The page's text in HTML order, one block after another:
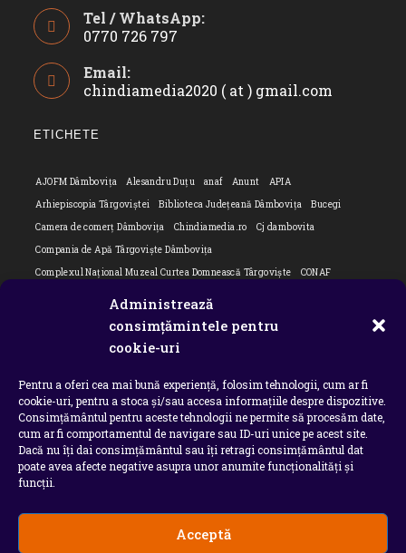
Administrează
consimțămintele pentru
cookie-uri
Pentru a oferi cea mai bună experiență, folosim tehnologii, cum ar fi
cookie-uri, pentru a stoca și/sau accesa informațiile despre dispozitive.
Consimțământul pentru aceste tehnologii ne permite să procesăm date,
cum ar fi comportamentul de navigare sau ID-uri unice pe acest site.
Dacă nu îți dai consimțământul sau îți retragi consimțământul dat
poate avea afecte negative asupra unor anumite funcționalități și
funcții.
Acceptă
Tel / WhatsApp:
0770 726 797
in
your
Email:
chindiamedia2020 ( at ) gmail.com
ETICHETE
AJOFM Dâmbovița Alesandru Duțu anaf Anunt
APIA
Arhiepiscopia Târgoviștei
Biblioteca Județeană Dâmbovița
Bucegi
Camera de comerț Dâmbovița
Chindiamedia.ro
Cj dambovita
Compania de Apă Târgoviște Dâmbovița
Complexul Național Muzeal Curtea Domnească Târgoviște
CONAF
Flori Bungete
intreruperi energie electrica
ipj dambovita
MApN
Ministerul Educației ministerul sanatatii
Nu-ți uita istoria
Oana Filip
Prefectura dambovita Primaria Dragodana
Primaria Lucieni
primaria Răzvad
Primaria Ulmi primăria Târgoviște
PSD Dambovita
psiholog
Serial Situatia Covid 19 Dambovita
Situație Covid-19
Universitatea Valahia